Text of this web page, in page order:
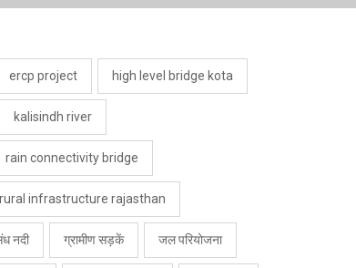
ercp project high level bridge kota
kalisindh river
rain connectivity bridge
rural infrastructure rajasthan
नदी ग्रामीण सड़कें जल परियोजना